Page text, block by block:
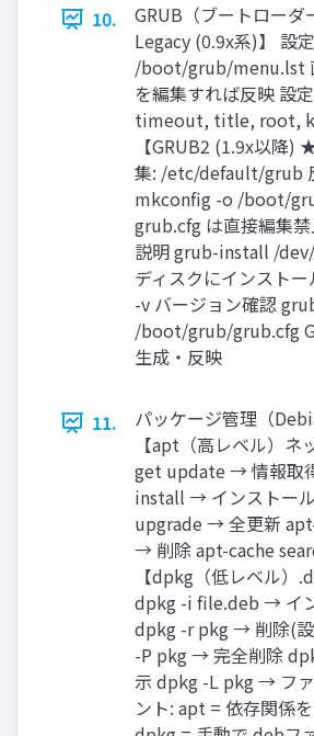
10.
GRUB（ブートローダ
Legacy (0.9x系)】 設
/boot/grub/menu.lst
を編集すれば反映 設
timeout, title, root,
【GRUB2 (1.9x以降)
集: /etc/default/grub
mkconfig -o /boot/
grub.cfg は直接編集
説明 grub-install /dev/
ディスクにインスト
-v バージョン確認
/boot/grub/grub.cfg
生成・反映
11.
パッケージ管理（
【apt（高レベル）ネ
get update → 情報取
install → インストー
upgrade → 全更新
→ 削除 apt-cache
【dpkg（低レベル）
dpkg -i file.deb → イ
dpkg -r pkg → 削除(
-P pkg → 完全削除
示 dpkg -L pkg → フ
ント: apt = 依存関係